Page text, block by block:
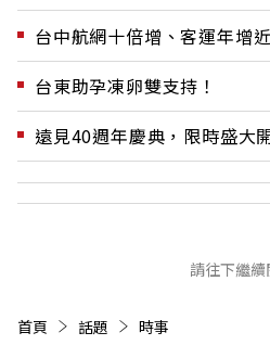
台中航網十倍增、客運年增
台東助孕凍卵雙支持！
遠見40週年慶典，限時盛大
請往下繼續
首頁 話題 時事